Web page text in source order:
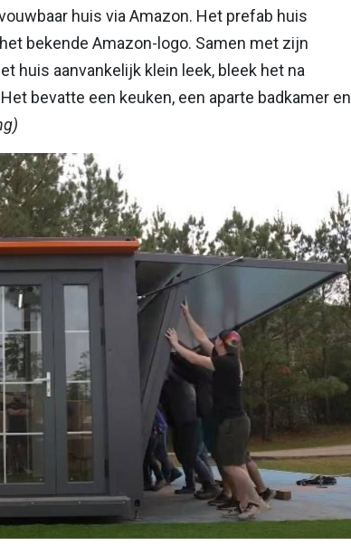
huis via Amazon. Het prefab huis
bekende Amazon-logo. Samen met zijn
huis aanvankelijk klein leek, bleek het na
bevatte een keuken, een aparte badkamer en